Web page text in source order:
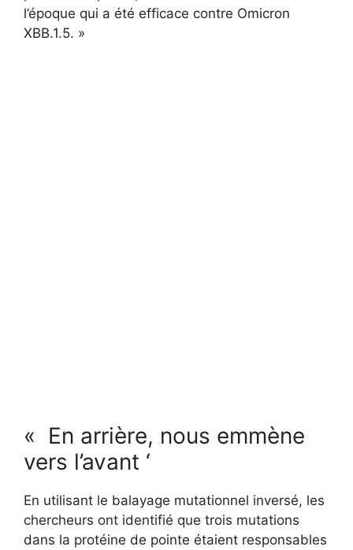
l’époque qui a été efficace contre Omicron
XBB.1.5. »
« En arrière, nous emmène
vers l’avant ‘
En utilisant le balayage mutationnel inversé, les
chercheurs ont identifié que trois mutations
dans la protéine de pointe étaient responsables